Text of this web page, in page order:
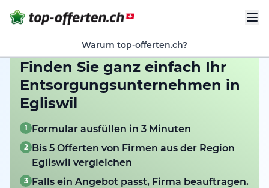
Warum top-offerten.ch?
Finden Sie ganz einfach Ihr
Entsorgungsunternehmen in
Egliswil
1 Formular ausfüllen in 3 Minuten
2 Bis 5 Offerten von Firmen aus der Region
Egliswil vergleichen
3 Falls ein Angebot passt, Firma beauftragen.